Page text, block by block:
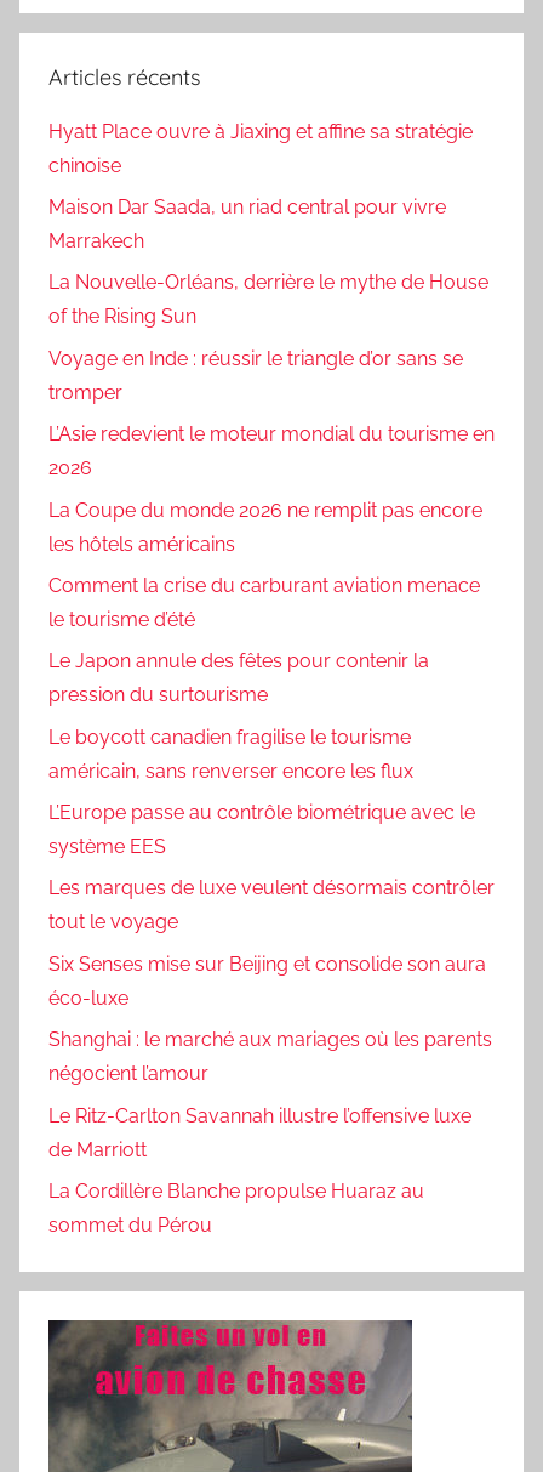
Articles récents
Hyatt Place ouvre à Jiaxing et affine sa stratégie
chinoise
Maison Dar Saada, un riad central pour vivre
Marrakech
La Nouvelle-Orléans, derrière le mythe de House
of the Rising Sun
Voyage en Inde : réussir le triangle d’or sans se
tromper
L’Asie redevient le moteur mondial du tourisme en
2026
La Coupe du monde 2026 ne remplit pas encore
les hôtels américains
Comment la crise du carburant aviation menace
le tourisme d’été
Le Japon annule des fêtes pour contenir la
pression du surtourisme
Le boycott canadien fragilise le tourisme
américain, sans renverser encore les flux
L’Europe passe au contrôle biométrique avec le
système EES
Les marques de luxe veulent désormais contrôler
tout le voyage
Six Senses mise sur Beijing et consolide son aura
éco-luxe
Shanghai : le marché aux mariages où les parents
négocient l’amour
Le Ritz-Carlton Savannah illustre l’offensive luxe
de Marriott
La Cordillère Blanche propulse Huaraz au
sommet du Pérou